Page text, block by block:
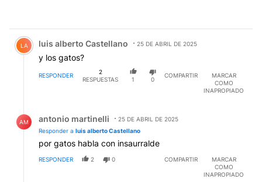
Comentario de luis alberto Castellano.
LA luis alberto Castellano 25 DE ABRIL DE 2025
y los gatos?
RESPONDER
2
RESPUESTAS
1 0
COMPARTIR
MARCAR
COMO
INAPROPIADO
AM antonio martinelli
25 DE ABRIL DE 2025
Responder a luis alberto Castellano
por gatos habla con insaurralde
RESPONDER 2 0 COMPARTIR
MARCAR
COMO
INAPROPIADO